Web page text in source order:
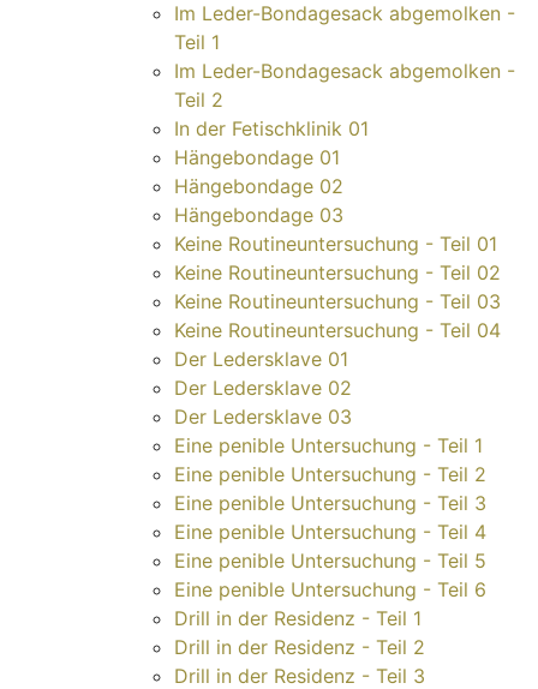
Im Leder-Bondagesack abgemolken -
Teil 1
Im Leder-Bondagesack abgemolken -
Teil 2
In der Fetischklinik 01
Hängebondage 01
Hängebondage 02
Hängebondage 03
Keine Routineuntersuchung - Teil 01
Keine Routineuntersuchung - Teil 02
Keine Routineuntersuchung - Teil 03
Keine Routineuntersuchung - Teil 04
Der Ledersklave 01
Der Ledersklave 02
Der Ledersklave 03
Eine penible Untersuchung - Teil 1
Eine penible Untersuchung - Teil 2
Eine penible Untersuchung - Teil 3
Eine penible Untersuchung - Teil 4
Eine penible Untersuchung - Teil 5
Eine penible Untersuchung - Teil 6
Drill in der Residenz - Teil 1
Drill in der Residenz - Teil 2
Drill in der Residenz - Teil 3